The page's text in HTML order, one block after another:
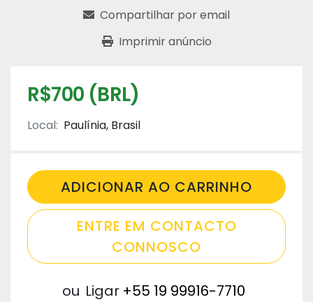
Compartilhar por email
Imprimir anúncio
R$700 (BRL)
Local: Paulínia, Brasil
ADICIONAR AO CARRINHO
ENTRE EM CONTACTO
CONNOSCO
ou Ligar +55 19 99916-7710